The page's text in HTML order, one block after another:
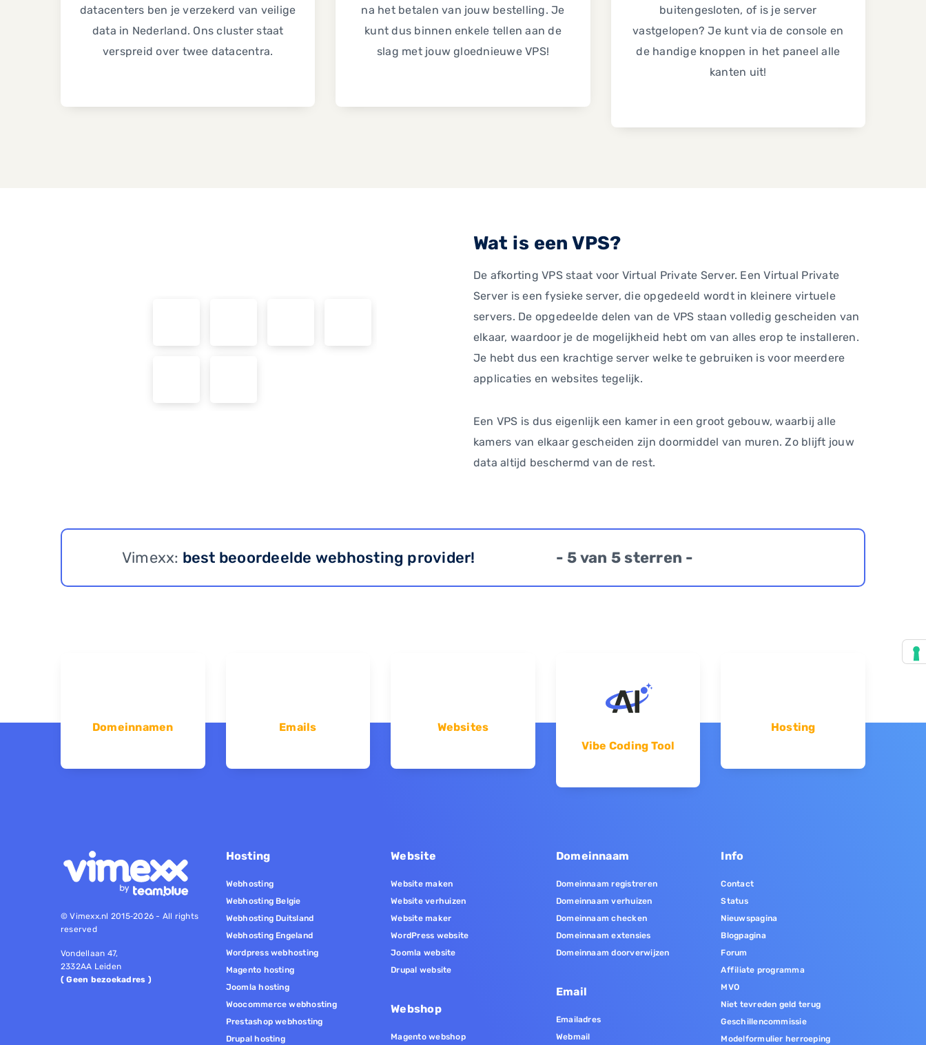
datacenters ben je verzekerd van veilige
data in Nederland. Ons cluster staat
verspreid over twee datacentra.
na het betalen van jouw bestelling. Je
kunt dus binnen enkele tellen aan de
slag met jouw gloednieuwe VPS!
buitengesloten, of is je server
vastgelopen? Je kunt via de console en
de handige knoppen in het paneel alle
kanten uit!
Wat is een VPS?
De afkorting VPS staat voor Virtual Private Server. Een Virtual Private
Server is een fysieke server, die opgedeeld wordt in kleinere virtuele
servers. De opgedeelde delen van de VPS staan volledig gescheiden van
elkaar, waardoor je de mogelijkheid hebt om van alles erop te installeren.
Je hebt dus een krachtige server welke te gebruiken is voor meerdere
applicaties en websites tegelijk.
Een VPS is dus eigenlijk een kamer in een groot gebouw, waarbij alle
kamers van elkaar gescheiden zijn doormiddel van muren. Zo blijft jouw
data altijd beschermd van de rest.
Vimexx: best beoordeelde webhosting provider! - 5 van 5 sterren -
Domeinnamen Emails
Websites
Vibe Coding Tool
Hosting
© Vimexx.nl 2015‐2026 - All rights
reserved
Vondellaan 47,
2332AA Leiden
( Geen bezoekadres )
Hosting
Webhosting
Webhosting Belgie
Webhosting Duitsland
Webhosting Engeland
Wordpress webhosting
Magento hosting
Joomla hosting
Woocommerce webhosting
Prestashop webhosting
Drupal hosting
Website
Website maken
Website verhuizen
Website maker
WordPress website
Joomla website
Drupal website
Webshop
Magento webshop
Domeinnaam
Domeinnaam registreren
Domeinnaam verhuizen
Domeinnaam checken
Domeinnaam extensies
Domeinnaam doorverwijzen
Email
Emailadres
Webmail
Info
Contact
Status
Nieuwspagina
Blogpagina
Forum
Affiliate programma
MVO
Niet tevreden geld terug
Geschillencommissie
Modelformulier herroeping